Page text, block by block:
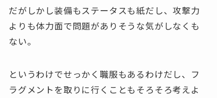
だがしかし装備もステータスも紙だし、攻撃力
よりも体力面で問題がありそうな気がしなくも
ない。
というわけでせっかく職服もあるわけだし、フ
ラグメントを取りに行くこともそろそろ考えよ